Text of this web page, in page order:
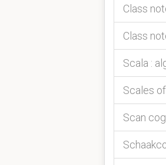
Class
Class
Scala :
Scales
Scan